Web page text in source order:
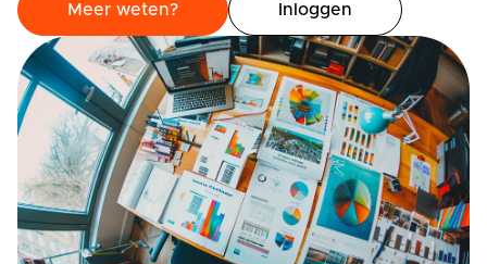
Meer weten? Inloggen